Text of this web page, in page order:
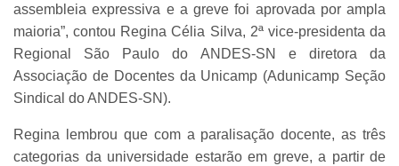
assembleia expressiva e a greve foi aprovada por ampla
maioria”, contou Regina Célia Silva, 2ª vice-presidenta da
Regional São Paulo do ANDES-SN e diretora da
Associação de Docentes da Unicamp (Adunicamp Seção
Sindical do ANDES-SN).
Regina lembrou que com a paralisação docente, as três
categorias da universidade estarão em greve, a partir de